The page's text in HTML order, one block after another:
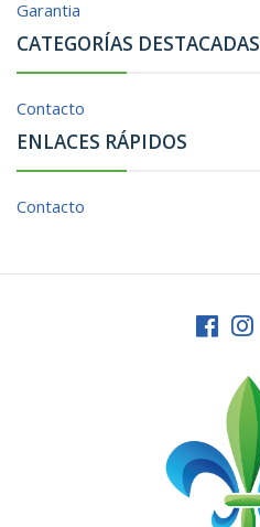
Garantia
CATEGORÍAS DESTACADAS
Contacto
ENLACES RÁPIDOS
Contacto